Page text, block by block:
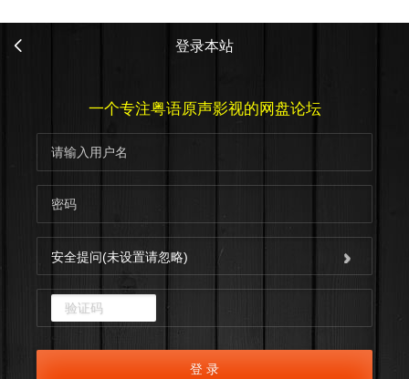
登录本站
一个专注粤语原声影视的网盘论坛
安全提问(未设置请忽略)
登 录